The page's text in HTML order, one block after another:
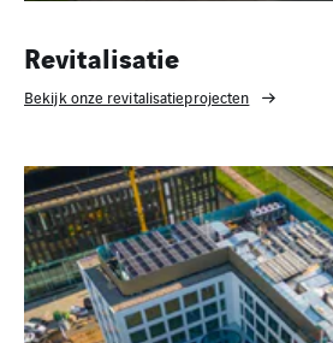
Revitalisatie
Bekijk onze revitalisatieprojecten